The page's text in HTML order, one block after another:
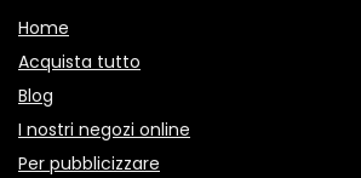
Home
Acquista tutto
Blog
I nostri negozi online
Per pubblicizzare